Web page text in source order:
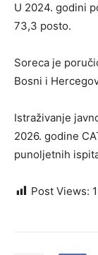
U 2024. godini
73,3 posto.
Soreca je
Bosni i
Istraživanje
2026. godine
punoljetnih
Post Views: